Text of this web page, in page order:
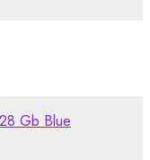
Gb Blue